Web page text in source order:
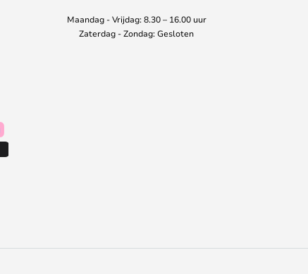
Maandag - Vrijdag: 8.30 – 16.00 uur
Zaterdag - Zondag: Gesloten